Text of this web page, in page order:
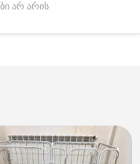
არ არის